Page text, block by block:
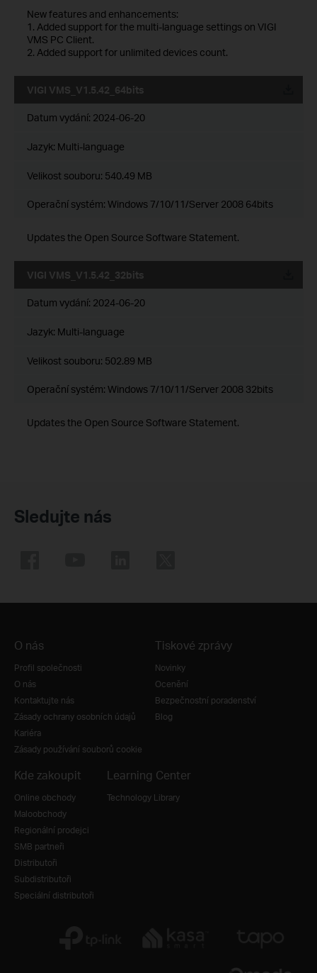
New features and enhancements:
1. Added support for the multi-language settings on VIGI
VMS PC Client.
2. Added support for unlimited devices count.
VIGI VMS_V1.5.42_64bits
Datum vydání: 2024-06-20
Jazyk: Multi-language
Velikost souboru: 540.49 MB
Operační systém: Windows 7/10/11/Server 2008 64bits
Updates the Open Source Software Statement.
VIGI VMS_V1.5.42_32bits
Datum vydání: 2024-06-20
Jazyk: Multi-language
Velikost souboru: 502.89 MB
Operační systém: Windows 7/10/11/Server 2008 32bits
Updates the Open Source Software Statement.
Sledujte nás
O nás
Profil společnosti
O nás
Kontaktujte nás
Zásady ochrany osobních údajů
Kariéra
Zásady používání souborů cookie
Tiskové zprávy
Novinky
Ocenění
Bezpečnostní poradenství
Blog
Kde zakoupit
Online obchody
Maloobchody
Regionální prodejci
SMB partneři
Distributoři
Subdistributoři
Speciální distributoři
Learning Center
Technology Library